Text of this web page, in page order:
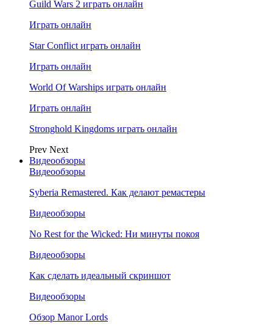
Guild Wars 2 играть онлайн
Играть онлайн
Star Conflict играть онлайн
Играть онлайн
World Of Warships играть онлайн
Играть онлайн
Stronghold Kingdoms играть онлайн
Prev Next
Видеообзоры
Видеообзоры
Syberia Remastered. Как делают ремастеры
Видеообзоры
No Rest for the Wicked: Ни минуты покоя
Видеообзоры
Как сделать идеальный скриншот
Видеообзоры
Обзор Manor Lords